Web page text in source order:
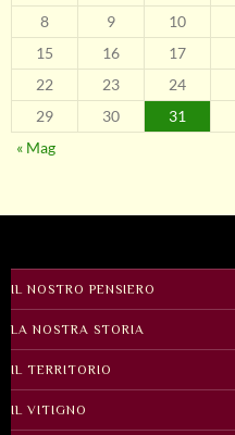
8
9 10
15
16 17
22
23 24
29
30
31
« Mag
IL NOSTRO PENSIERO
LA NOSTRA STORIA
IL TERRITORIO
IL VITIGNO